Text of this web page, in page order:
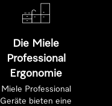
Die Miele
Professional
Ergonomie
Miele Professional
Geräte bieten eine